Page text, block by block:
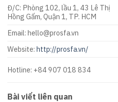
Đ/C: Phòng 102, lầu 1, 43 Lê Thị
Hồng Gấm, Quận 1, TP. HCM
Email: hello@prosfa.vn
Website: http://prosfa.vn/
Hotline: +84 907 018 834
Bài viết liên quan